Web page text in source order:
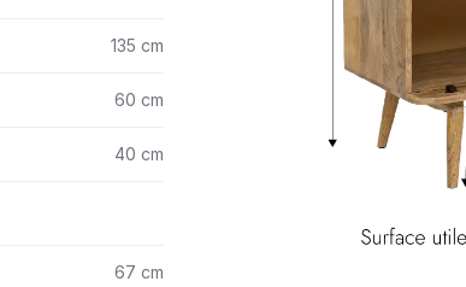
135 cm
60 cm
40 cm
67 cm